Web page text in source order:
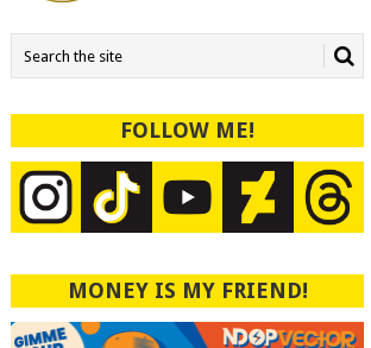
FOLLOW ME!
MONEY IS MY FRIEND!